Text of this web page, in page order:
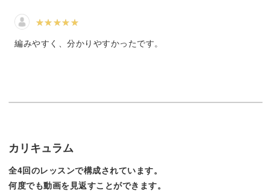
初心者の方から編み物に慣れた方まで楽しく技法を学んで
いけると嬉しいです。
くつ下は履く人のサイズにぴったりで編めるようになりた
いですね。
編みやすく、分かりやすかったです。
カリキュラム
全4回のレッスンで構成されています。
何度でも動画を見返すことができます。